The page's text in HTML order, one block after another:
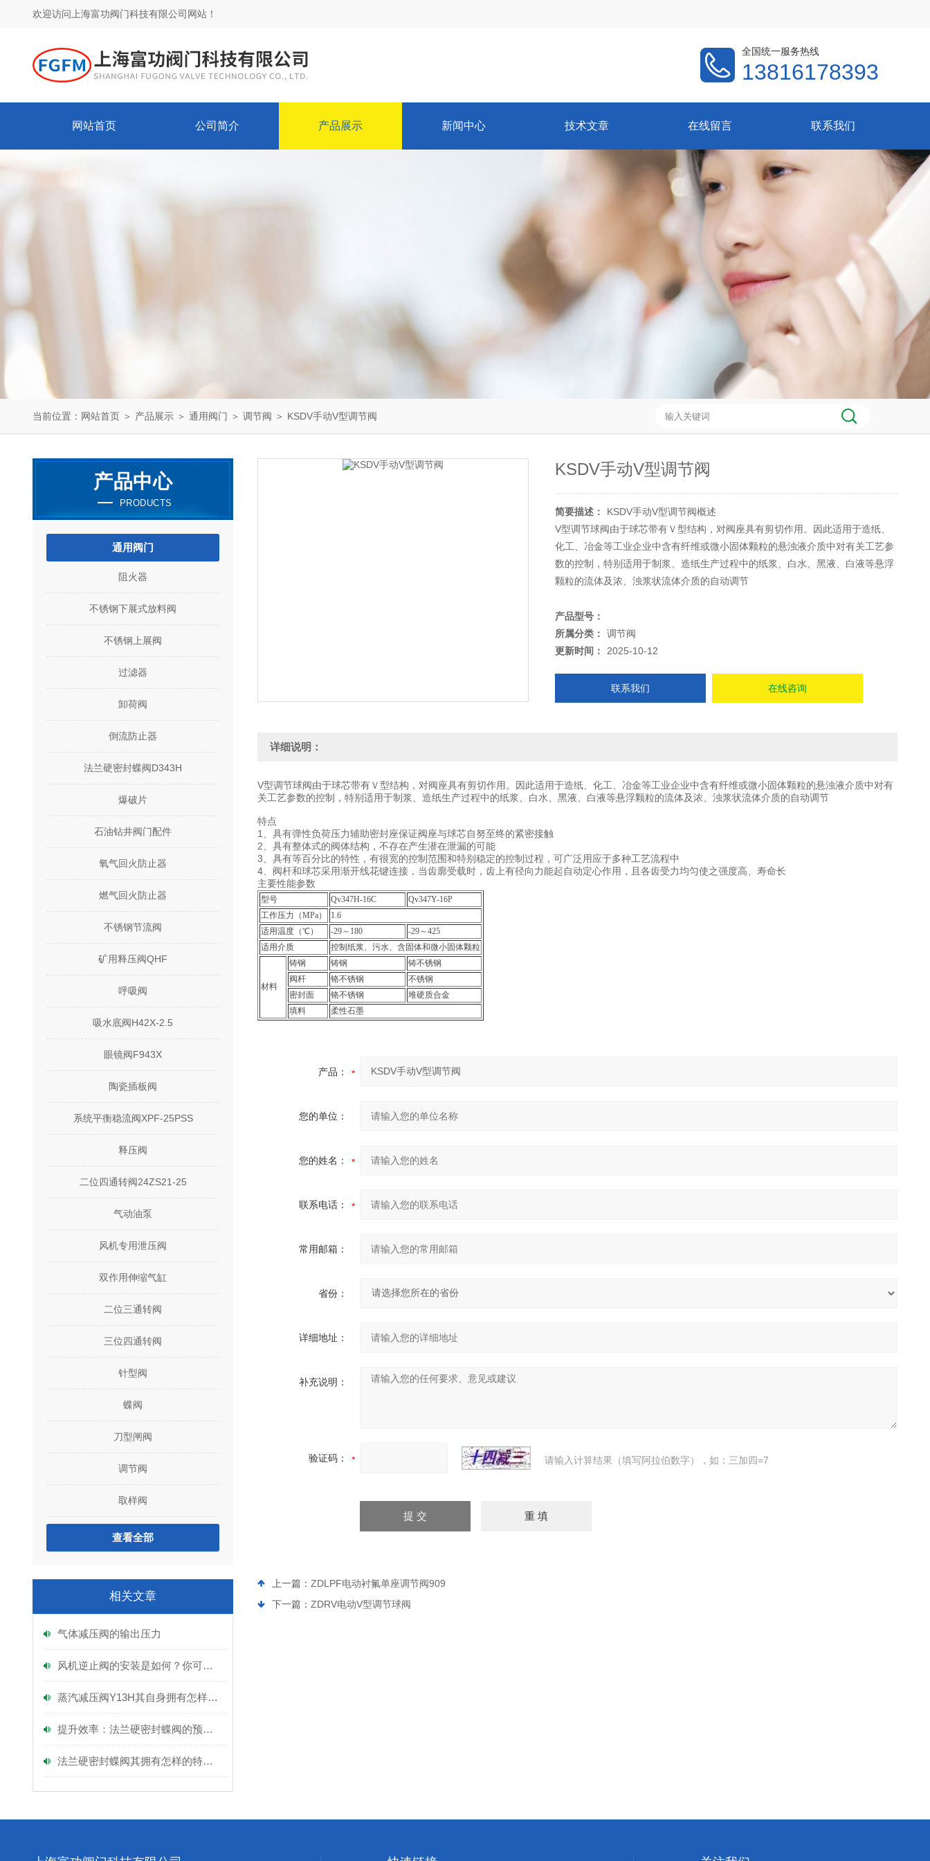
欢迎访问上海富功阀门科技有限公司网站！
全国统一服务热线
13816178393
网站首页 公司简介 产品展示 新闻中心 技术文章 在线留言 联系我们
当前位置： 网站首页 ＞ 产品展示 ＞ 通用阀门 ＞ 调节阀 ＞ KSDV手动V型调节阀
产品中心
PRODUCTS
通用阀门
阻火器
不锈钢下展式放料阀
不锈钢上展阀
过滤器
卸荷阀
倒流防止器
法兰硬密封蝶阀D343H
爆破片
石油钻井阀门配件
氧气回火防止器
燃气回火防止器
不锈钢节流阀
矿用释压阀QHF
呼吸阀
吸水底阀H42X-2.5
眼镜阀F943X
陶瓷插板阀
系统平衡稳流阀XPF-25PSS
释压阀
二位四通转阀24ZS21-25
气动油泵
风机专用泄压阀
双作用伸缩气缸
二位三通转阀
三位四通转阀
针型阀
蝶阀
刀型闸阀
调节阀
取样阀
查看全部
相关文章
气体减压阀的输出压力
风机逆止阀的安装是如何？你可知？
蒸汽减压阀Y13H其自身拥有怎样的特点呢？
提升效率：法兰硬密封蝶阀的预备工作指南
法兰硬密封蝶阀其拥有怎样的特点呢？
KSDV手动V型调节阀
简要描述：
KSDV手动V型调节阀概述
V型调节球阀由于球芯带有Ｖ型结构，对阀座具有剪切作用。因此适用于造纸、
化工、冶金等工业企业中含有纤维或微小固体颗粒的悬浊液介质中对有关工艺参
数的控制，特别适用于制浆、造纸生产过程中的纸浆、白水、黑液、白液等悬浮
颗粒的流体及浓、浊浆状流体介质的自动调节
产品型号：
所属分类：
调节阀
更新时间：
2025-10-12
联系我们 在线咨询
详细说明：
V型调节球阀由于球芯带有Ｖ型结构，对阀座具有剪切作用。因此适用于造纸、化工、冶金等工业企业中含有纤维或微小固体颗粒的悬浊液介质中对有
关工艺参数的控制，特别适用于制浆、造纸生产过程中的纸浆、白水、黑液、白液等悬浮颗粒的流体及浓、浊浆状流体介质的自动调节
特点
1、具有弹性负荷压力辅助密封座保证阀座与球芯自努至终的紧密接触
2、具有整体式的阀体结构，不存在产生潜在泄漏的可能
3、具有等百分比的特性，有很宽的控制范围和特别稳定的控制过程，可广泛用应于多种工艺流程中
4、阀杆和球芯采用渐开线花键连接，当齿廓受载时，齿上有径向力能起自动定心作用，且各齿受力均匀使之强度高、寿命长
主要性能参数
型号 Qv347H-16C
Qv347Y-16P
工作压力（MPa）
1.6
适用温度（℃）
-29～180
-29～425
适用介质
控制纸浆、污水、含固体和微小固体颗粒
材料
铸钢 铸钢
铸不锈钢
阀杆
铬不锈钢
不锈钢
密封面
铬不锈钢
堆硬质合金
填料
柔性石墨
产品：
您的单位：
您的姓名：
联系电话：
常用邮箱：
省份：
详细地址：
补充说明：
验证码： 请输入计算结果（填写阿拉伯数字），如：三加四=7
上一篇： ZDLPF电动衬氟单座调节阀909
下一篇： ZDRV电动V型调节球阀